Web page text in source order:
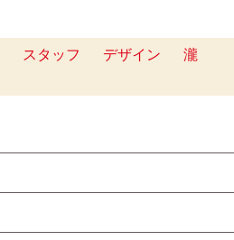
スタッフ デザイン
瀧